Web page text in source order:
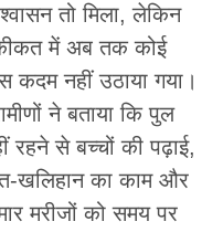
तो मिला, लेकिन
में अब तक कोई
कदम नहीं उठाया गया।
ने बताया कि पुल
रहने से बच्चों की पढ़ाई,
खलिहान का काम और
मरीजों को समय पर